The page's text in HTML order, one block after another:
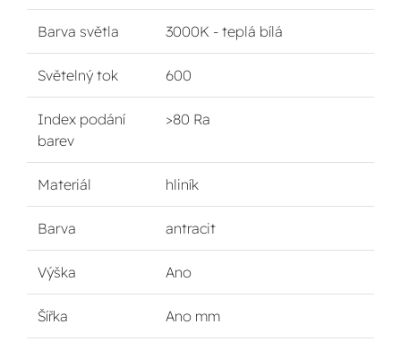
Barva světla 3000K - teplá bílá
Světelný tok 600
Index podání
barev
>80 Ra
Materiál hliník
Barva antracit
Výška Ano
Šířka Ano mm